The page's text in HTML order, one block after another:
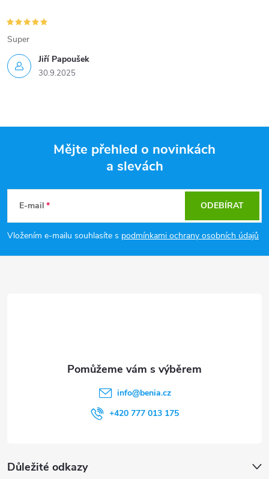
Jiří Papoušek
30.9.2025
Super
p
Mějte přehled o novinkách
a slevách
E-mail
Vložením e-mailu souhlasíte s podmínkami ochrany osobních údajů
ODEBÍRAT
Důležité odkazy
info@benia.cz
+420 777 013 175